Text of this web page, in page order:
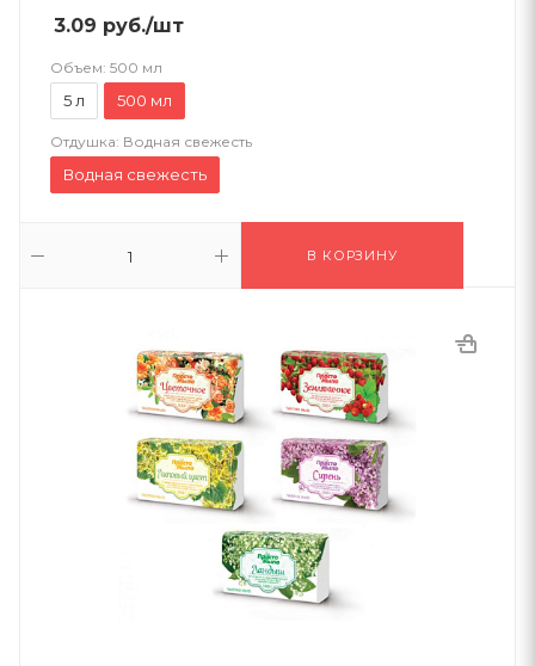
3.09 руб./шт
Объем: 500 мл
5 л 500 мл
Отдушка: Водная свежесть
Водная свежесть
В КОРЗИНУ